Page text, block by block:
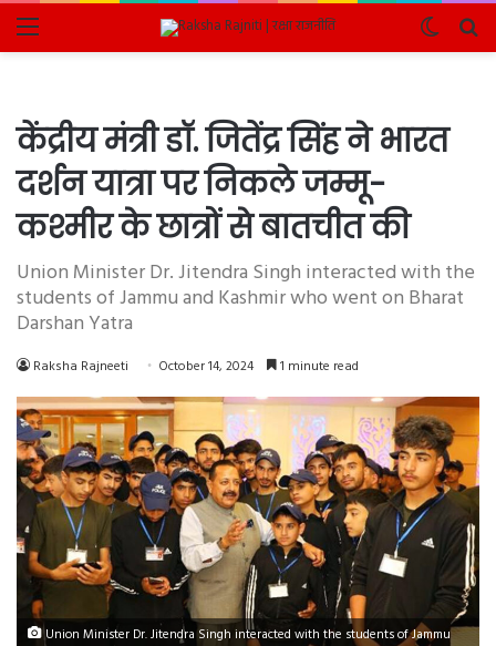
Menu
Switch
skin
केंद्रीय मंत्री डॉ. जितेंद्र सिंह ने भारत
दर्शन यात्रा पर निकले जम्मू-
कश्मीर के छात्रों से बातचीत की
Union Minister Dr. Jitendra Singh interacted with the
students of Jammu and Kashmir who went on Bharat
Darshan Yatra
Raksha Rajneeti October 14, 2024 1 minute read
Union Minister Dr. Jitendra Singh interacted with the students of Jammu